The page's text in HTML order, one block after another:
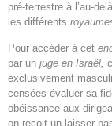
pré-terrestre à l’au-
les différents
Pour accéder à cet
par un juge en Israël,
exclusivement
censées évaluer sa
obéissance aux
on reçoit un laisser-